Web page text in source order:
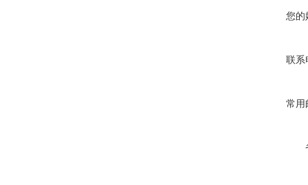
您的
联系
常用